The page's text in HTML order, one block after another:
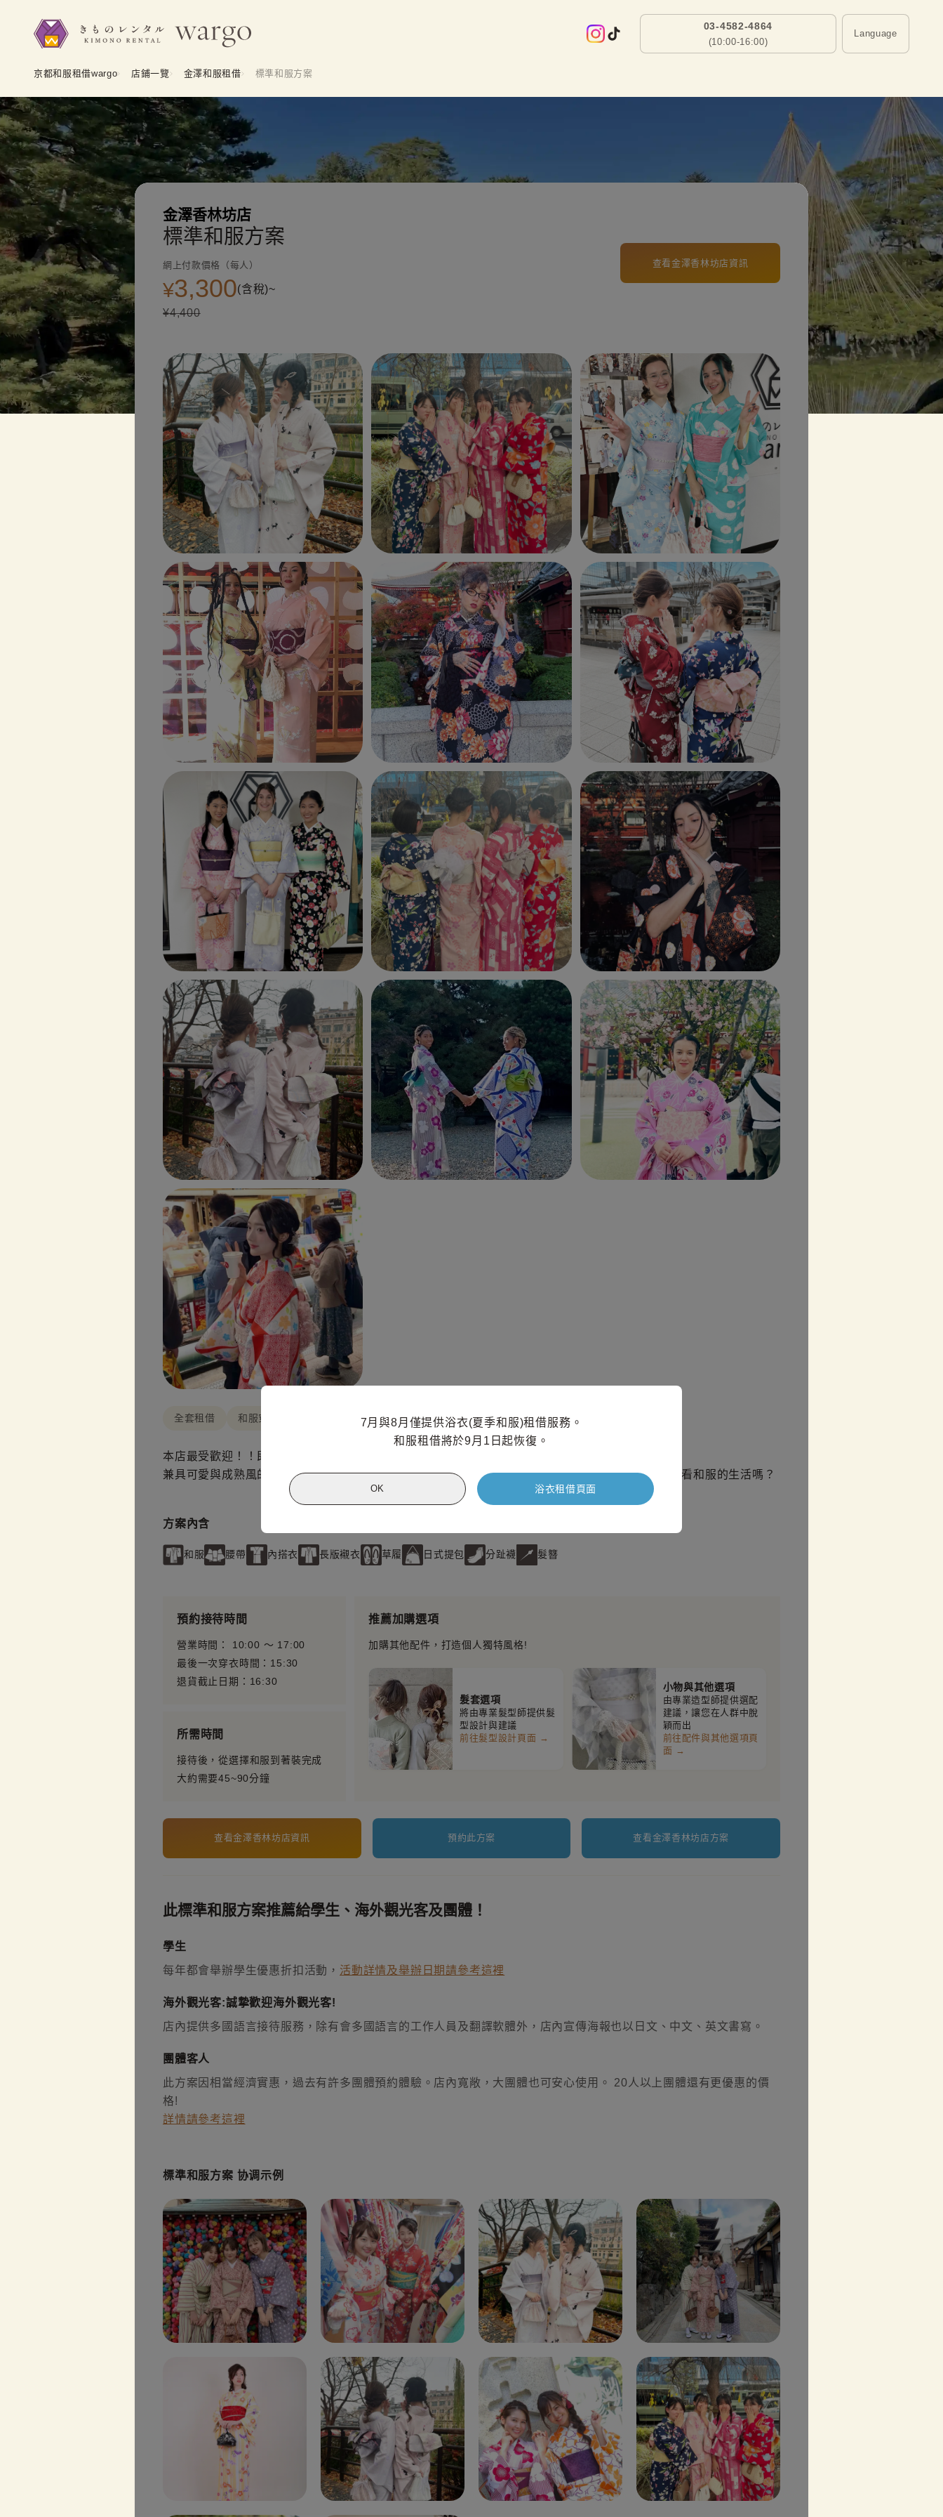
03-4582-4864
(10:00-16:00)
Language
京都和服租借wargo 店鋪一覽 金澤和服租借 標準和服方案
7月與8月僅提供浴衣(夏季和服)租借服務。
和服租借將於9月1日起恢復。
OK 浴衣租借頁面
標準和服方案
金澤香林坊店
網上付款價格（每人）
¥3,300(含稅)~
¥4,400
查看金澤香林坊店資訊
全套租借 和服穿搭 無需攜帶物品
本店最受歡迎！！即使是第一次穿和服、也可以輕鬆體驗和服體驗!非常推薦第一次體驗的客人！
兼具可愛與成熟風的基本設計和多彩的和風設計。您也想體驗看看和服的生活嗎・・・您也想體驗看看和服的生活嗎？
方案內含
和服 腰帶 內搭衣 長版襯衣 草履 日式提包 分趾襪 髮簪
預約接待時間
營業時間： 10:00 〜 17:00
最後一次穿衣時間：15:30
退貨截止日期：16:30
所需時間
接待後，從選擇和服到著裝完成
大約需要45~90分鐘
推薦加購選項
加購其他配件，打造個人獨特風格!
髮套選項
將由專業髮型師提供髮
型設計與建議
前往髮型設計頁面 →
小物與其他選項
由專業造型師提供選配
建議，讓您在人群中脫
穎而出
前往配件與其他選項頁
面 →
查看金澤香林坊店資訊 預約此方案 查看金澤香林坊店方案
此標準和服方案推薦給學生、海外觀光客及團體！
學生
每年都會舉辦學生優惠折扣活動， 活動詳情及舉辦日期請參考這裡
海外觀光客:誠摯歡迎海外觀光客!
店內提供多國語言接待服務，除有會多國語言的工作人員及翻譯軟體外，店內宣傳海報也以日文、中文、英文書寫。
團體客人
此方案因相當經濟實惠，過去有許多團體預約體驗。店內寬敞，大團體也可安心使用。 20人以上團體還有更優惠的價
格!
詳情請參考這裡
標準和服方案 协调示例